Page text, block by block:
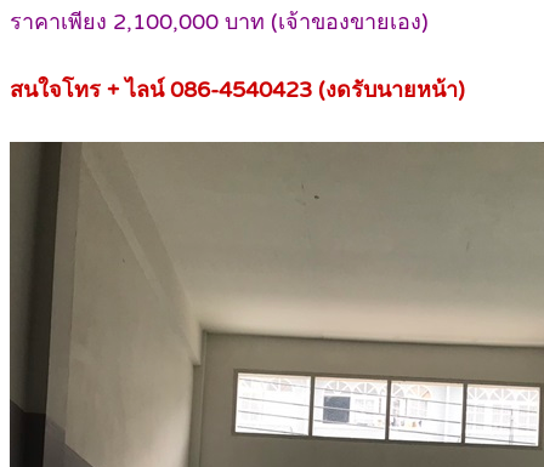
ราคาเพียง 2,100,000 บาท (เจ้าของขายเอง)
สนใจโทร + ไลน์ 086-4540423 (งดรับนายหน้า)